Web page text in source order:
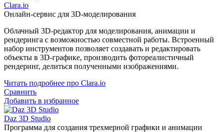
Clara.io
Онлайн-сервис для 3D-моделирования
Облачный 3D-редактор для моделирования, анимации и
рендеринга с возможностью совместной работы. Встроенный
набор инструментов позволяет создавать и редактировать
объекты в 3D-графике, производить фотореалистичный
рендеринг, делиться полученными изображениями.
Читать подробнее про Clara.io
Сравнить
Добавить в избранное
Daz 3D Studio
Программа для создания трехмерной графики и анимации